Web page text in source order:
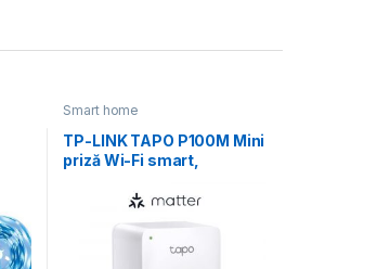
Smart home
TP-LINK TAPO P100M Mini
priză Wi-Fi smart,